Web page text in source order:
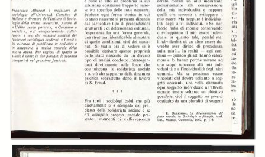
Franco Dattilo
Piera Condulmer
Maria Antonietta Serena
Giuseppe Scimone
Piergiorgio Dragone
Lionello Jona Celesia
Publisher:
Istituto bancario San Paolo
Date: